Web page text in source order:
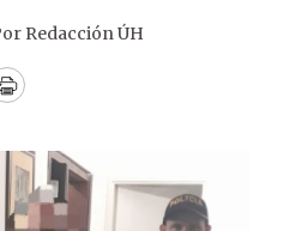
Redacción ÚH
Print